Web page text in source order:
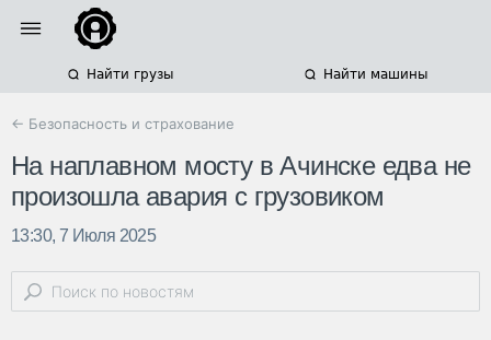
Найти грузы Найти машины
← Безопасность и страхование
На наплавном мосту в Ачинске едва не
произошла авария с грузовиком
13:30, 7 Июля 2025